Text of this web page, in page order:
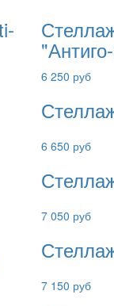
6 250 руб
6 650 руб
7 050 руб
7 150 руб